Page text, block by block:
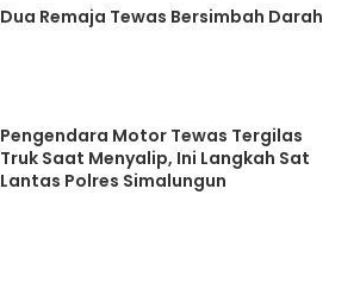
Dua Remaja Tewas Bersimbah Darah
Pengendara Motor Tewas Tergilas
Truk Saat Menyalip, Ini Langkah Sat
Lantas Polres Simalungun